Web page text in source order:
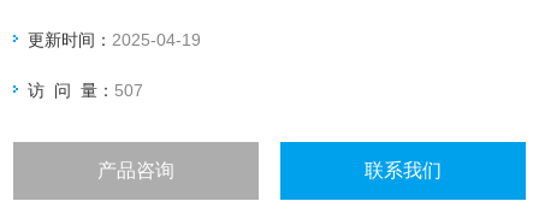
渠道广: 除了现货，我们跟欧洲许多有直接的业务关系，使我
们可以采购到由于保护而不能报价的品。
更新时间： 2025-04-19
访 问 量： 507
产品咨询 联系我们